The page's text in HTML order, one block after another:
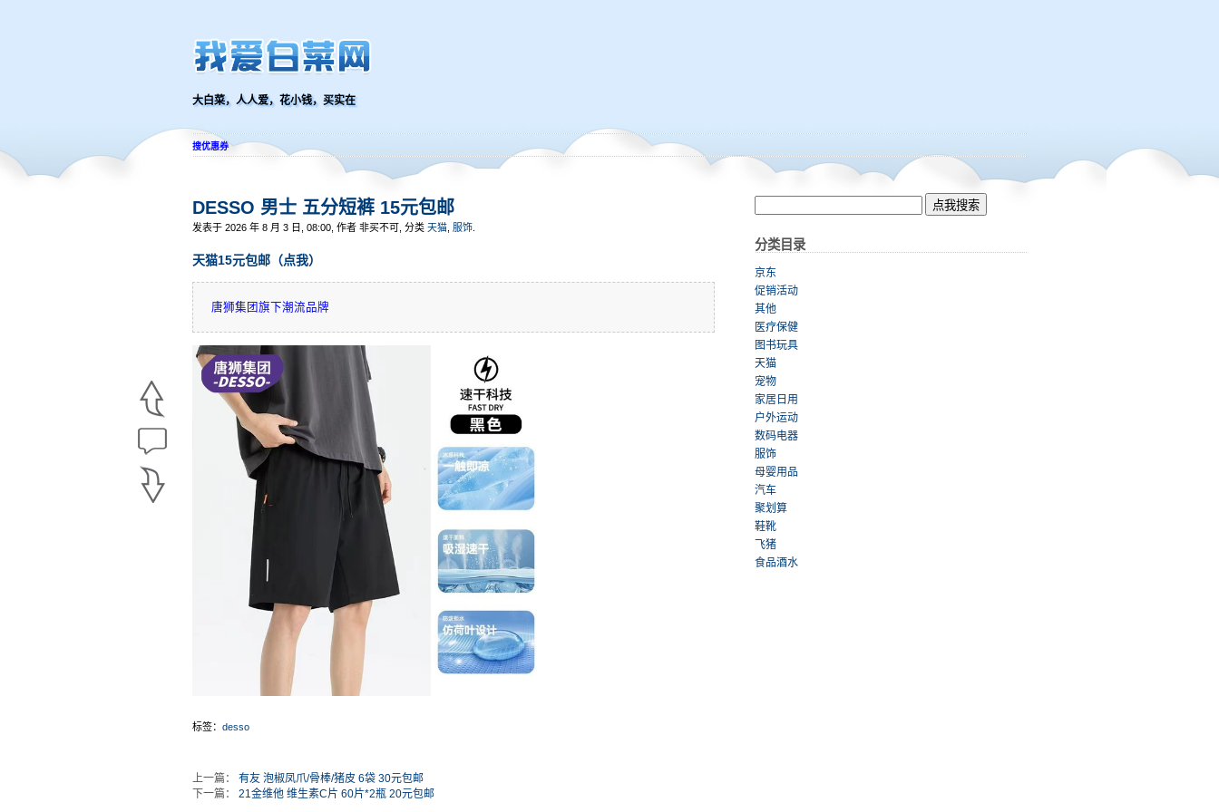
大白菜，人人爱，花小钱，买实在
搜优惠券
DESSO 男士 五分短裤 15元包邮
发表于 2026 年 8 月 3 日, 08:00, 作者 非买不可, 分类 天猫 服饰
天猫15元包邮（点我）
唐狮集团旗下潮流品牌
标签： desso
上一篇： 有友 泡椒凤爪/骨棒/猪皮 6袋 30元包邮
下一篇： 21金维他 维生素C片 60片*2瓶 20元包邮
分类目录
京东
促销活动
其他
医疗保健
图书玩具
天猫
宠物
家居日用
户外运动
数码电器
服饰
母婴用品
汽车
聚划算
鞋靴
飞猪
食品酒水